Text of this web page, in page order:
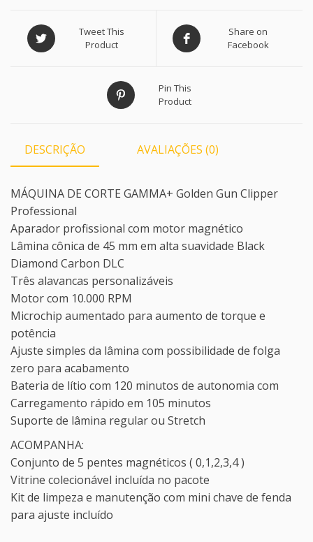
Tweet This
Product
Share on
Facebook
Pin This
Product
DESCRIÇÃO AVALIAÇÕES (0)
MÁQUINA DE CORTE GAMMA+ Golden Gun Clipper
Professional
Aparador profissional com motor magnético
Lâmina cônica de 45 mm em alta suavidade Black
Diamond Carbon DLC
Três alavancas personalizáveis
Motor com 10.000 RPM
Microchip aumentado para aumento de torque e
potência
Ajuste simples da lâmina com possibilidade de folga
zero para acabamento
Bateria de lítio com 120 minutos de autonomia com
Carregamento rápido em 105 minutos
Suporte de lâmina regular ou Stretch
ACOMPANHA:
Conjunto de 5 pentes magnéticos ( 0,1,2,3,4 )
Vitrine colecionável incluída no pacote
Kit de limpeza e manutenção com mini chave de fenda
para ajuste incluído